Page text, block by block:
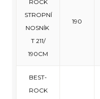
ROCK
STROPNÍ
NOSNÍK
T 211/
190CM
190
BEST-
ROCK